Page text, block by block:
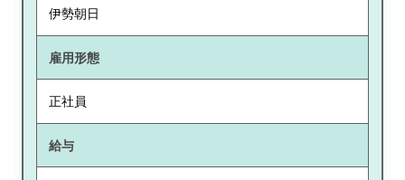
伊勢朝日
雇用形態
正社員
給与